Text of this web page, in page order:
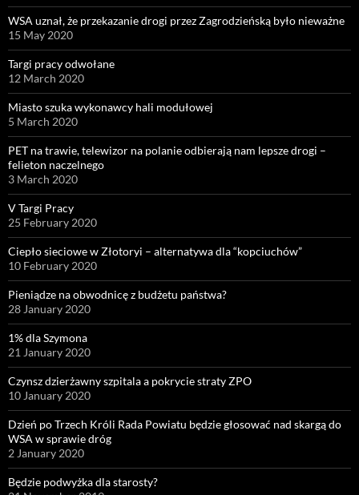
WSA uznał, że przekazanie drogi przez Zagrodzieńską było nieważne
15 May 2020
Targi pracy odwołane
12 March 2020
Miasto szuka wykonawcy hali modułowej
5 March 2020
PET na trawie, telewizor na polanie odbierają nam lepsze drogi –
felieton naczelnego
3 March 2020
V Targi Pracy
25 February 2020
Ciepło sieciowe w Złotoryi – alternatywa dla “kopciuchów”
10 February 2020
Pieniądze na obwodnicę z budżetu państwa?
28 January 2020
1% dla Szymona
21 January 2020
Czynsz dzierżawny szpitala a pokrycie straty ZPO
10 January 2020
Dzień po Trzech Króli Rada Powiatu będzie głosować nad skargą do
WSA w sprawie dróg
2 January 2020
Będzie podwyżka dla starosty?